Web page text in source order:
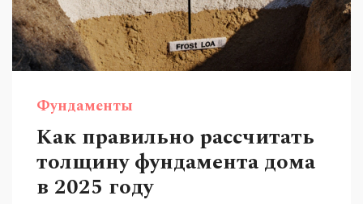
Фундаменты
Как правильно рассчитать
толщину фундамента дома
в 2025 году